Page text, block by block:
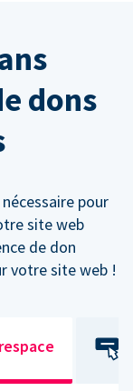
dons
pour
site web
de don
votre site web !